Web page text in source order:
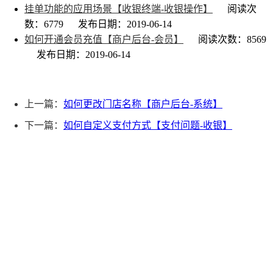
挂单功能的应用场景【收银终端-收银操作】
阅读次
数：6779
发布日期：2019-06-14
如何开通会员充值【商户后台-会员】
阅读次数：8569
发布日期：2019-06-14
上一篇： 如何更改门店名称【商户后台-系统】
下一篇： 如何自定义支付方式【支付问题-收银】